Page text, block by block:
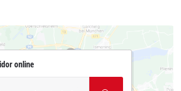
online